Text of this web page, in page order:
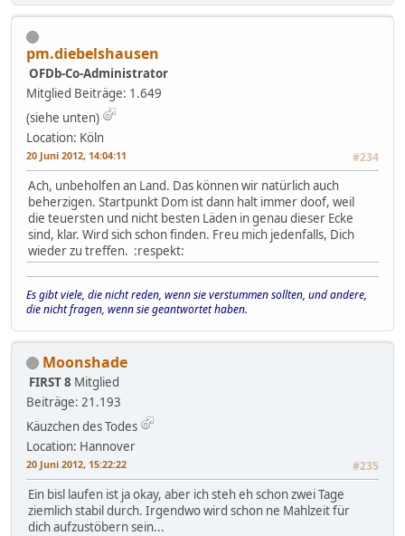
pm.diebelshausen
OFDb-Co-Administrator
Mitglied Beiträge: 1.649
(siehe unten)
Location: Köln
20 Juni 2012, 14:04:11 #234
Ach, unbeholfen an Land. Das können wir natürlich auch
beherzigen. Startpunkt Dom ist dann halt immer doof, weil
die teuersten und nicht besten Läden in genau dieser Ecke
sind, klar. Wird sich schon finden. Freu mich jedenfalls, Dich
wieder zu treffen. :respekt:
Es gibt viele, die nicht reden, wenn sie verstummen sollten, und andere,
die nicht fragen, wenn sie geantwortet haben.
Moonshade
FIRST 8 Mitglied
Beiträge: 21.193
Käuzchen des Todes
Location: Hannover
20 Juni 2012, 15:22:22 #235
Ein bisl laufen ist ja okay, aber ich steh eh schon zwei Tage
ziemlich stabil durch. Irgendwo wird schon ne Mahlzeit für
dich aufzustöbern sein...